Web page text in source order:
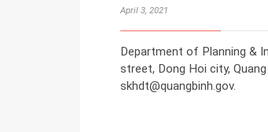
April 3, 2021
Department of Planning &
street, Dong Hoi city,
skhdt@quangbinh.gov.